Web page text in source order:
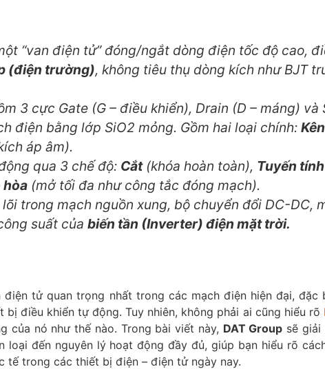
“van điện tử” đóng/ngắt dòng điện tốc độ cao,
(điện trường), không tiêu thụ dòng kích như BJT
3 cực Gate (G – điều khiển), Drain (D – máng) và
điện bằng lớp SiO2 mỏng. Gồm hai loại chính:
áp âm).
qua 3 chế độ: Cắt(khóa hoàn toàn), Tuyến tính
hòa(mở tối đa như công tắc đóng mạch).
trong mạch nguồn xung, bộ chuyển đổi DC-DC,
suất của biến tần (Inverter) điện mặt trời.
điện tử quan trọng nhất trong các mạch điện hiện đại, đặc
điều khiển tự động. Tuy nhiên, không phải ai cũng hiểu rõ
của nó như thế nào. Trong bài viết này, DAT Group sẽ
loại đến nguyên lý hoạt động đầy đủ, giúp bạn hiểu rõ
tế trong các thiết bị điện – điện tử ngày nay.